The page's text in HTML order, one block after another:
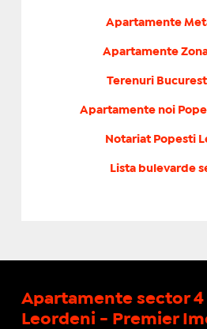
Apartamente
Apartamente
Terenuri
Apartamente noi
Notariat Popesti
Lista bulevarde
Apartamente sector 4
Leordeni - Premier